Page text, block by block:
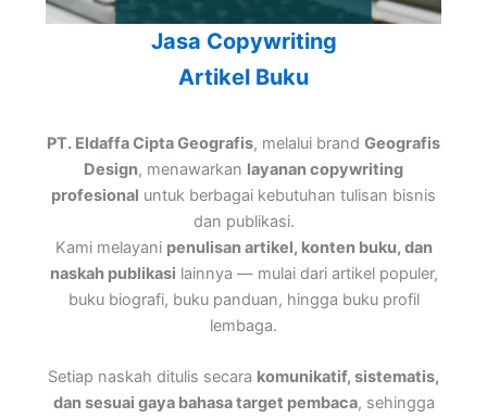
Jasa Copywriting
Artikel Buku
PT. Eldaffa Cipta Geografis, melalui brand Geografis
Design, menawarkan layanan copywriting
profesional untuk berbagai kebutuhan tulisan bisnis
dan publikasi.
Kami melayani penulisan artikel, konten buku, dan
naskah publikasi lainnya — mulai dari artikel populer,
buku biografi, buku panduan, hingga buku profil
lembaga.
Setiap naskah ditulis secara komunikatif, sistematis,
dan sesuai gaya bahasa target pembaca, sehingga